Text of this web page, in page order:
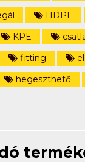
HDPE
KPE
fitting
hegeszthető